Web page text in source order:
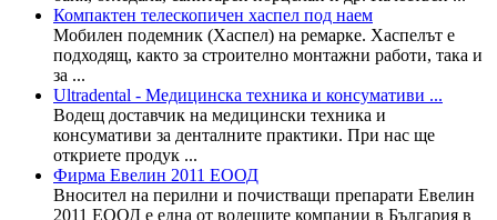
Компактен телескопичен хаспел под наем
Мобилен подемник (Хаспел) на ремарке. Хаспелът е
подходящ, както за строително монтажни работи, така и
за ...
Ultradental - Медицинска техника и консумативи ...
Водещ доставчик на медицински техника и
консумативи за денталните практики. При нас ще
откриете продук ...
Фирма Евелин 2011 ЕООД
Вносител на перилни и почистващи препарати Евелин
2011 ЕООД е една от водещите компании в България в